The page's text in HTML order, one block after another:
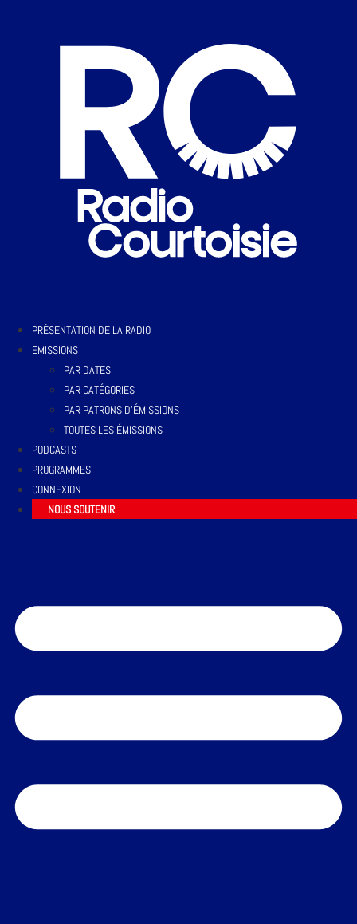
PRÉSENTATION DE LA RADIO
EMISSIONS
PAR DATES
PAR CATÉGORIES
PAR PATRONS D’ÉMISSIONS
TOUTES LES ÉMISSIONS
PODCASTS
PROGRAMMES
CONNEXION
NOUS SOUTENIR